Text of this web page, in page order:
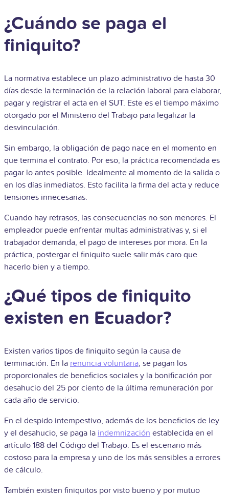
¿Cuándo se paga el
finiquito?
La normativa establece un plazo administrativo de hasta 30
días desde la terminación de la relación laboral para elaborar,
pagar y registrar el acta en el SUT. Este es el tiempo máximo
otorgado por el Ministerio del Trabajo para legalizar la
desvinculación.
Sin embargo, la obligación de pago nace en el momento en
que termina el contrato. Por eso, la práctica recomendada es
pagar lo antes posible. Idealmente al momento de la salida o
en los días inmediatos. Esto facilita la firma del acta y reduce
tensiones innecesarias.
Cuando hay retrasos, las consecuencias no son menores. El
empleador puede enfrentar multas administrativas y, si el
trabajador demanda, el pago de intereses por mora. En la
práctica, postergar el finiquito suele salir más caro que
hacerlo bien y a tiempo.
¿Qué tipos de finiquito
existen en Ecuador?
Existen varios tipos de finiquito según la causa de
terminación. En la renuncia voluntaria, se pagan los
proporcionales de beneficios sociales y la bonificación por
desahucio del 25 por ciento de la última remuneración por
cada año de servicio.
En el despido intempestivo, además de los beneficios de ley
y el desahucio, se paga la indemnización establecida en el
artículo 188 del Código del Trabajo. Es el escenario más
costoso para la empresa y uno de los más sensibles a errores
de cálculo.
También existen finiquitos por visto bueno y por mutuo